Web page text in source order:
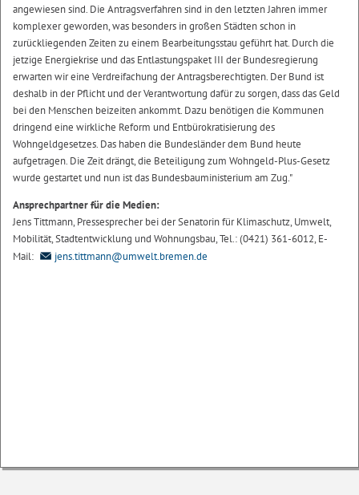
angewiesen sind. Die Antragsverfahren sind in den letzten Jahren immer
komplexer geworden, was besonders in großen Städten schon in
zurückliegenden Zeiten zu einem Bearbeitungsstau geführt hat. Durch die
jetzige Energiekrise und das Entlastungspaket III der Bundesregierung
erwarten wir eine Verdreifachung der Antragsberechtigten. Der Bund ist
deshalb in der Pflicht und der Verantwortung dafür zu sorgen, dass das Geld
bei den Menschen beizeiten ankommt. Dazu benötigen die Kommunen
dringend eine wirkliche Reform und Entbürokratisierung des
Wohngeldgesetzes. Das haben die Bundesländer dem Bund heute
aufgetragen. Die Zeit drängt, die Beteiligung zum Wohngeld-Plus-Gesetz
wurde gestartet und nun ist das Bundesbauministerium am Zug."
Ansprechpartner für die Medien:
Jens Tittmann, Pressesprecher bei der Senatorin für Klimaschutz, Umwelt,
Mobilität, Stadtentwicklung und Wohnungsbau, Tel.: (0421) 361-6012, E-
Mail:
jens.tittmann@umwelt.bremen.de